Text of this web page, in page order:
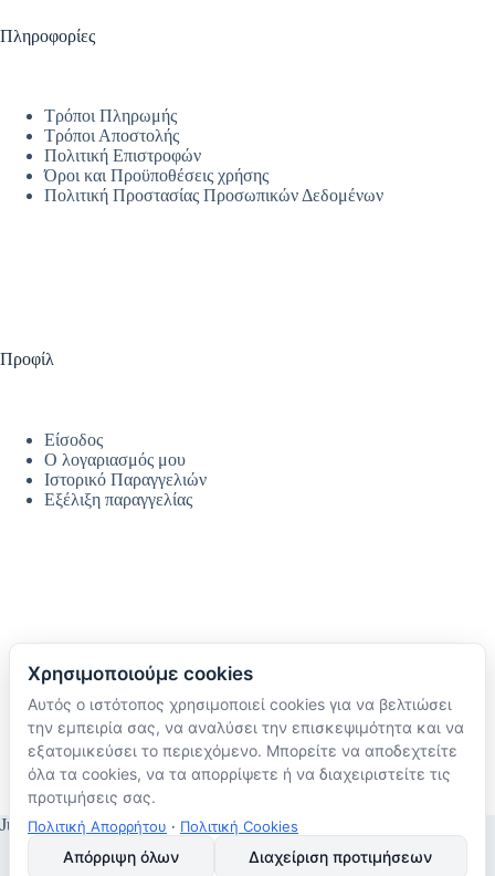
Πληροφορίες
Τρόποι Πληρωμής
Τρόποι Αποστολής
Πολιτική Επιστροφών
Όροι και Προϋποθέσεις χρήσης
Πολιτική Προστασίας Προσωπικών Δεδομένων
Προφίλ
Είσοδος
Ο λογαριασμός μου
Ιστορικό Παραγγελιών
Εξέλιξη παραγγελίας
Ακολουθήστε μας
TikTok
Instagram
Facebook
JustMyHome © Copyright 2026
Χρησιμοποιούμε cookies
Αυτός ο ιστότοπος χρησιμοποιεί cookies για να βελτιώσει
την εμπειρία σας, να αναλύσει την επισκεψιμότητα και να
εξατομικεύσει το περιεχόμενο. Μπορείτε να αποδεχτείτε
όλα τα cookies, να τα απορρίψετε ή να διαχειριστείτε τις
προτιμήσεις σας.
Πολιτική Απορρήτου · Πολιτική Cookies
Απόρριψη όλων Διαχείριση προτιμήσεων